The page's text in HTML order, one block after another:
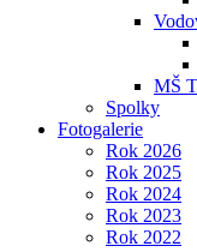
MŠ
Spolky
Fotogalerie
Rok 2026
Rok 2025
Rok 2024
Rok 2023
Rok 2022